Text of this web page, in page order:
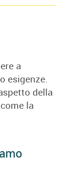
a
esigenze.
della
la